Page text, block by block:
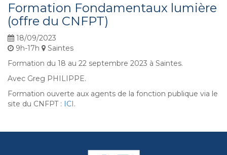
Formation Fondamentaux lumière
(offre du CNFPT)
18/09/2023
9h-17h
Saintes
Formation du 18 au 22 septembre 2023 à Saintes.
Avec Greg PHILIPPE.
Formation ouverte aux agents de la fonction publique via le
site du CNFPT : ICI.